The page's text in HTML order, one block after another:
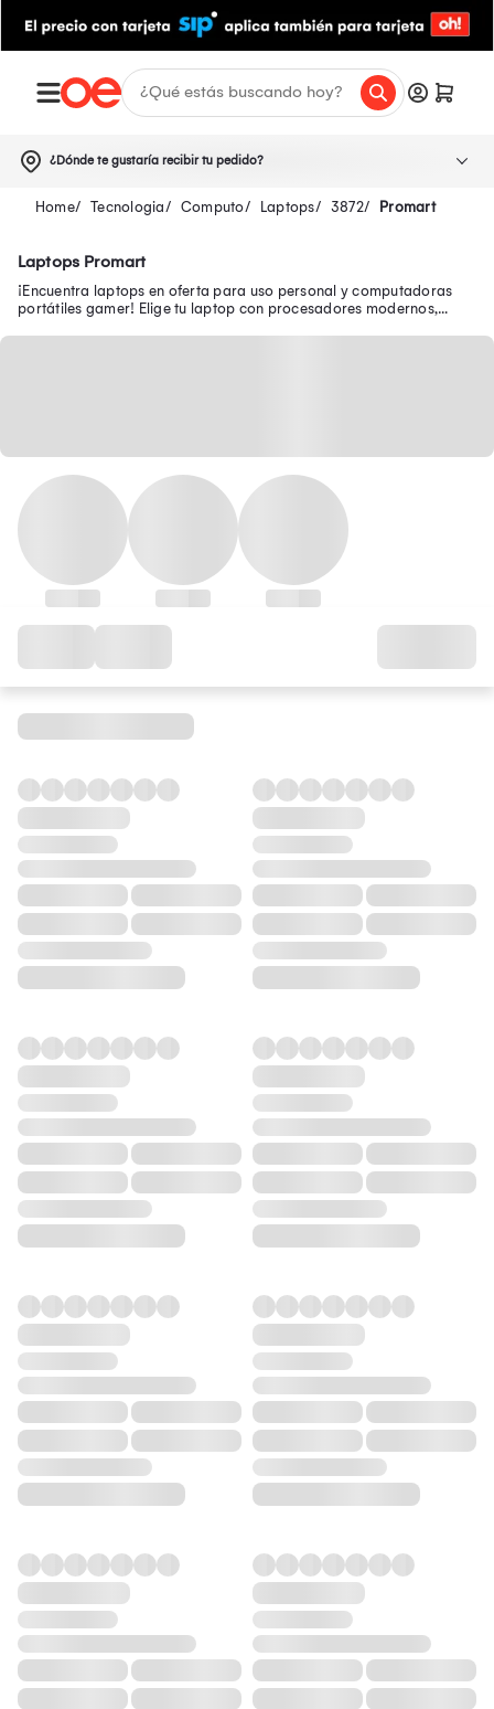
¿Dónde te gustaría recibir tu pedido?
Tecnologia Computo Laptops 3872 Promart
Laptops Promart
¡Encuentra laptops en oferta para uso personal y computadoras
portátiles gamer! Elige tu laptop con procesadores modernos,